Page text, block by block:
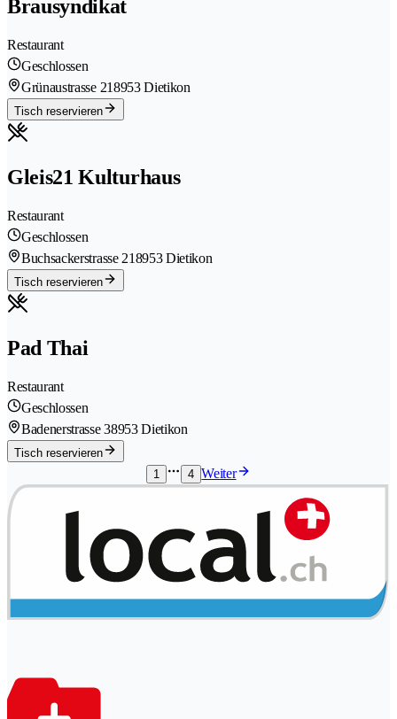
Brausyndikat
Restaurant
Geschlossen
Grünaustrasse 218953 Dietikon
Tisch reservieren
Gleis21 Kulturhaus
Restaurant
Geschlossen
Buchsackerstrasse 218953 Dietikon
Tisch reservieren
Pad Thai
Restaurant
Geschlossen
Badenerstrasse 38953 Dietikon
Tisch reservieren
1
4 Weiter